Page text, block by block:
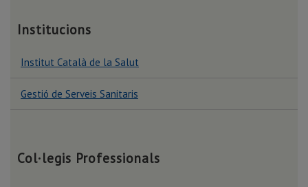
Institucions
Institut Català de la Salut
Gestió de Serveis Sanitaris
Col·legis Professionals